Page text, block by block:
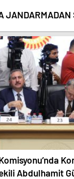
JANDARMADAN
Abdulhamit